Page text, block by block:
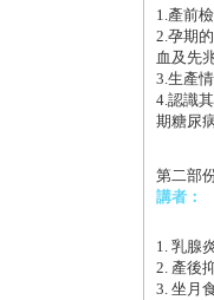
1.產前
2.孕期
血及先
3.生產
4.認識
期糖尿
第二部
講者：
1. 乳腺
2. 產後
3. 坐月